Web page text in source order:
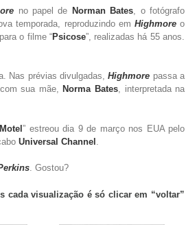
no papel de Norman Bates , o fotógrafo
temporada, reproduzindo em Highmoreo
o filme “Psicose”, realizadas há 55 anos.
Nas prévias divulgadas,Highmore passa a
sua mãe, Norma Bates, interpretada na
” estreou dia 9 de março nos EUA pelo
Universal Channel
. Gostou?
cada visualização é só clicar em “voltar”